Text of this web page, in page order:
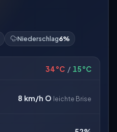
Niederschlag6%
34°C / 15°C
8 km/h O leichte Brise